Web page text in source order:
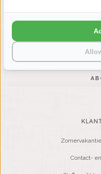
Wilt u op
Contact-